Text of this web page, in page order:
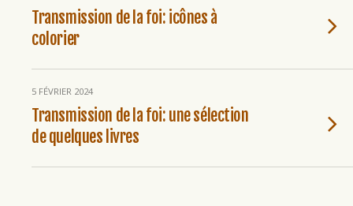
Transmission de la foi: icônes à
colorier
5 FÉVRIER 2024
Transmission de la foi: une sélection
de quelques livres